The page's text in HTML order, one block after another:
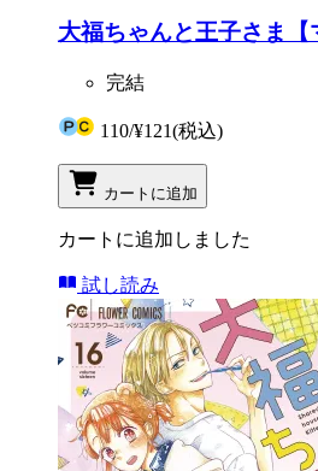
大福ちゃんと王子さま【
完結
110/¥121(税込)
カートに追加
カートに追加しました
試し読み